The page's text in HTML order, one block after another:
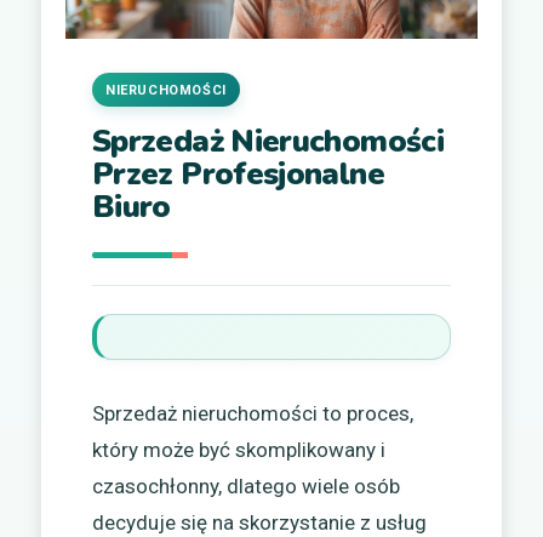
Sprzedaż Nieruchomości
Przez Profesjonalne
Biuro
NIERUCHOMOŚCI
Sprzedaż nieruchomości to proces,
który może być skomplikowany i
czasochłonny, dlatego wiele osób
decyduje się na skorzystanie z usług